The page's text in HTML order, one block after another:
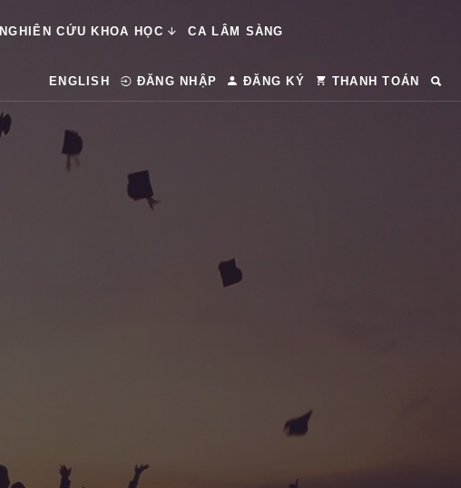
NGHIÊN CỨU KHOA HỌC CA LÂM SÀNG
ENGLISH ĐĂNG NHẬP ĐĂNG KÝ THANH TOÁN